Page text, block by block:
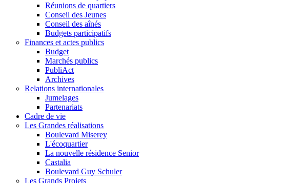
Réunions de quartiers
Conseil des Jeunes
Conseil des aînés
Budgets participatifs
Finances et actes publics
Budget
Marchés publics
PubliAct
Archives
Relations internationales
Jumelages
Partenariats
Cadre de vie
Les Grandes réalisations
Boulevard Miserey
L'écoquartier
La nouvelle résidence Senior
Castalia
Boulevard Guy Schuler
Les Grands Projets